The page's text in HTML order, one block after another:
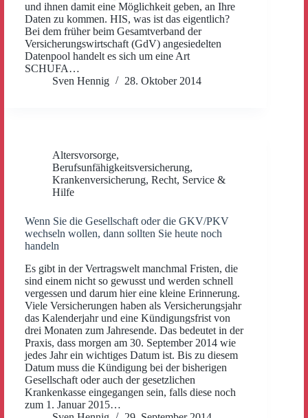
und ihnen damit eine Möglichkeit geben, an Ihre
Daten zu kommen. HIS, was ist das eigentlich?
Bei dem früher beim Gesamtverband der
Versicherungswirtschaft (GdV) angesiedelten
Datenpool handelt es sich um eine Art
SCHUFA…
Sven Hennig
28. Oktober 2014
Altersvorsorge,
Berufsunfähigkeitsversicherung,
Krankenversicherung, Recht, Service &
Hilfe
Wenn Sie die Gesellschaft oder die GKV/PKV
wechseln wollen, dann sollten Sie heute noch
handeln
Es gibt in der Vertragswelt manchmal Fristen, die
sind einem nicht so gewusst und werden schnell
vergessen und darum hier eine kleine Erinnerung.
Viele Versicherungen haben als Versicherungsjahr
das Kalenderjahr und eine Kündigungsfrist von
drei Monaten zum Jahresende. Das bedeutet in der
Praxis, dass morgen am 30. September 2014 wie
jedes Jahr ein wichtiges Datum ist. Bis zu diesem
Datum muss die Kündigung bei der bisherigen
Gesellschaft oder auch der gesetzlichen
Krankenkasse eingegangen sein, falls diese noch
zum 1. Januar 2015…